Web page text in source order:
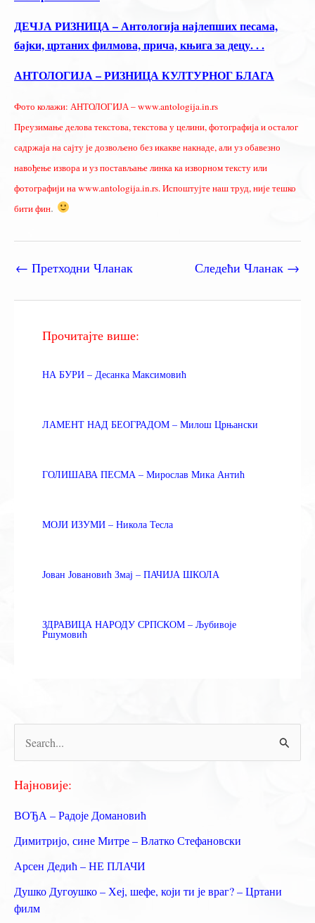
ДЕЧЈА РИЗНИЦА – Антологија најлепших песама,
бајки, цртаних филмова, прича, књига за децу. . .
АНТОЛОГИЈА – РИЗНИЦА КУЛТУРНОГ БЛАГА
Фото колажи: АНТОЛОГИЈА – www.antologija.in.rs
Преузимање делова текстова, текстова у целини, фотографија и осталог
садржаја на сајту је дозвољено без икакве накнаде, али уз обавезно
навођење извора и уз постављање линка ка изворном тексту или
фотографији на www.antologija.in.rs. Испоштујте наш труд, није тешко
бити фин.
← Претходни Чланак Следећи Чланак →
Прочитајте више:
НА БУРИ – Десанка Максимовић
ЛАМЕНТ НАД БЕОГРАДОМ – Милош Црњански
ГОЛИШАВА ПЕСМА – Мирослав Мика Антић
МОЈИ ИЗУМИ – Никола Тесла
Јован Јовановић Змај – ПАЧИЈА ШКОЛА
ЗДРАВИЦА НАРОДУ СРПСКОМ – Љубивоје
Ршумовић
е
р
а
г
а
з
Најновије:
ВОЂА – Радоје Домановић
Димитријо, сине Митре – Влатко Стефановски
Арсен Дедић – НЕ ПЛАЧИ
Душко Дугоушко – Хеј, шефе, који ти је враг? – Цртани
филм